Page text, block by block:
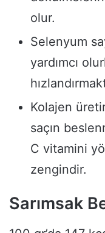
olur.
Selenyum
yardımcı
Kolajen
saçın
C vitamini
zengindir.
Sarımsak